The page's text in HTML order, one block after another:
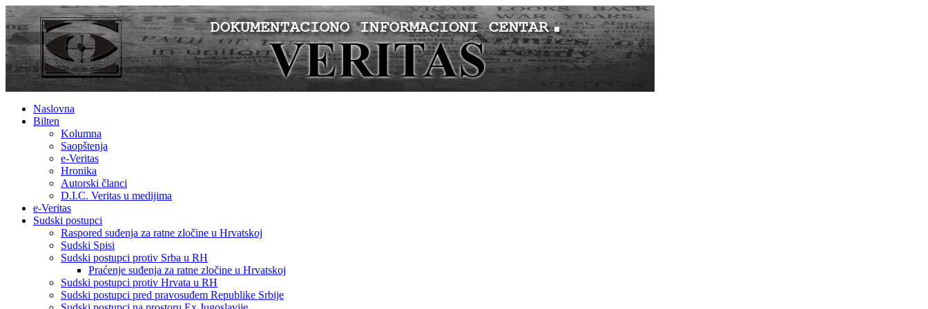
Naslovna
Bilten
Kolumna
Saopštenja
e-Veritas
Hronika
Autorski članci
D.I.C. Veritas u medijima
e-Veritas
Sudski postupci
Raspored suđenja za ratne zločine u Hrvatskoj
Sudski Spisi
Sudski postupci protiv Srba u RH
Praćenje suđenja za ratne zločine u Hrvatskoj
Sudski postupci protiv Hrvata u RH
Sudski postupci pred pravosuđem Republike Srbije